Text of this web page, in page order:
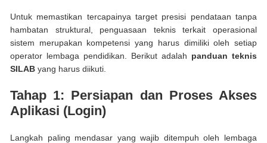
Untuk memastikan tercapainya target presisi pendataan tanpa
hambatan struktural, penguasaan teknis terkait operasional
sistem merupakan kompetensi yang harus dimiliki oleh setiap
operator lembaga pendidikan. Berikut adalah panduan teknis
SILAB yang harus diikuti.
Tahap 1: Persiapan dan Proses Akses
Aplikasi (Login)
Langkah paling mendasar yang wajib ditempuh oleh lembaga